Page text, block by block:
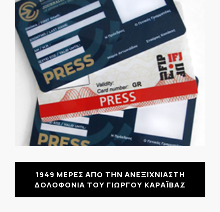
1949 ΜΕΡΕΣ ΑΠΟ ΤΗΝ ΑΝΕΞΙΧΝΙΑΣΤΗ
ΔΟΛΟΦΟΝΙΑ ΤΟΥ ΓΙΩΡΓΟΥ ΚΑΡΑΪΒΑΖ